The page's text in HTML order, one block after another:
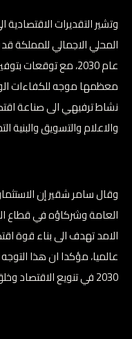
وتشير التقديرات
عام 2030، مع
معظمها موجه للكفاءات
نشاط ترفيهي الى صناعة
والاعلام والتسويق والبنية
وقال سامر شقير إن
العامة وشركاؤه في قطاع
الامد تهدف الى بناء قوة
عالميا، مؤكدا ان هذا
2030 في تنويع الاقتصاد وخلق فرص استثمارية مستدامة.